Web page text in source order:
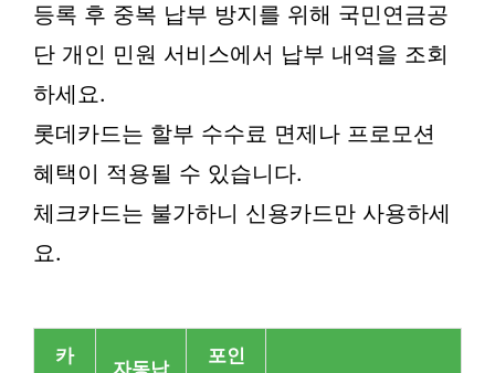
등록 후 중복 납부 방지를 위해 국민연금공
단 개인 민원 서비스에서 납부 내역을 조회
하세요.
롯데카드는 할부 수수료 면제나 프로모션
혜택이 적용될 수 있습니다.
체크카드는 불가하니 신용카드만 사용하세
요.
카
자동납
포인